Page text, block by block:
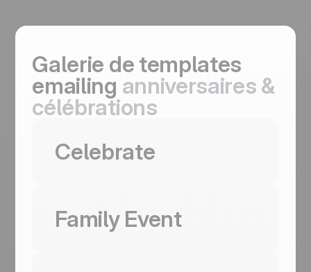
Galerie de templates
emailing anniversaires &
célébrations
Celebrate
Family Event